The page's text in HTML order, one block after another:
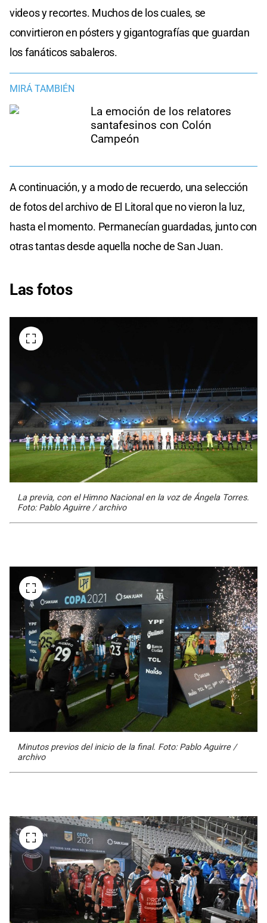
videos y recortes. Muchos de los cuales, se
convirtieron en pósters y gigantografías que guardan
los fanáticos sabaleros.
MIRÁ TAMBIÉN
La emoción de los relatores
santafesinos con Colón
Campeón
A continuación, y a modo de recuerdo, una selección
de fotos del archivo de El Litoral que no vieron la luz,
hasta el momento. Permanecían guardadas, junto con
otras tantas desde aquella noche de San Juan.
Las fotos
La previa, con el Himno Nacional en la voz de Ángela Torres.
Foto: Pablo Aguirre / archivo
Minutos previos del inicio de la final. Foto: Pablo Aguirre /
archivo